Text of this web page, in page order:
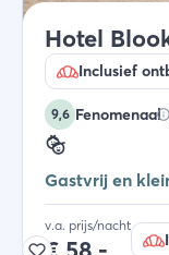
Hotel
Inclusief
9,6 Fenomenaal
Gastvrij en
v.a. prijs/nacht